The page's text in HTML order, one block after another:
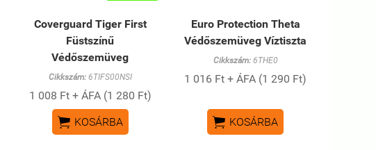
Coverguard Tiger First
Füstszínű
Védőszemüveg
Cikkszám:6TIFS00NSI
1 008 Ft + ÁFA (1 280 Ft)
 KOSÁRBA
Euro Protection Theta
Védőszemüveg Víztiszta
Cikkszám:6THE0
1 016 Ft + ÁFA (1 290 Ft)
 KOSÁRBA